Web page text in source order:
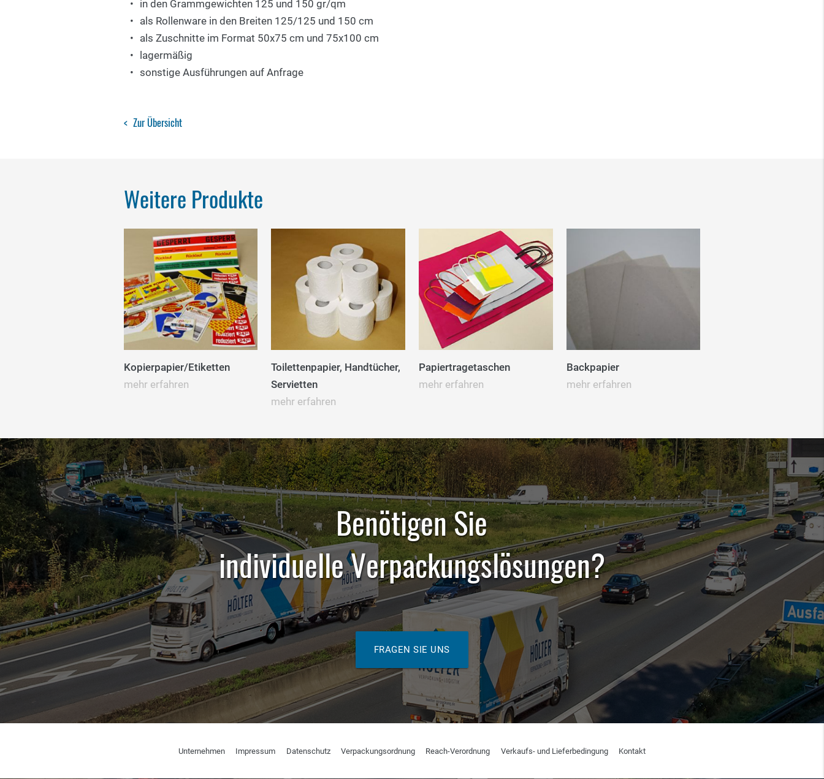
in den Grammgewichten 125 und 150 gr/qm
als Rollenware in den Breiten 125/125 und 150 cm
als Zuschnitte im Format 50x75 cm und 75x100 cm
lagermäßig
sonstige Ausführungen auf Anfrage
Zur Übersicht
Weitere Produkte
Kopierpapier/Etiketten
mehr erfahren
Toilettenpapier, Handtücher,
Servietten
mehr erfahren
Papiertragetaschen
mehr erfahren
Backpapier
mehr erfahren
Benötigen Sie
individuelle Verpackungslösungen?
FRAGEN SIE UNS
Unternehmen Impressum Datenschutz Verpackungsordnung Reach-Verordnung Verkaufs- und Lieferbedingung Kontakt